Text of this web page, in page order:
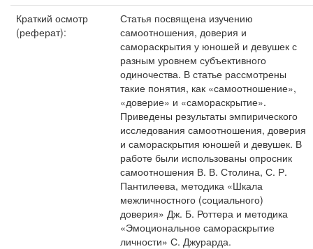
Краткий осмотр
(реферат):
Статья посвящена изучению
самоотношения, доверия и
самораскрытия у юношей и девушек с
разным уровнем субъективного
одиночества. В статье рассмотрены
такие понятия, как «самоотношение»,
«доверие» и «самораскрытие».
Приведены результаты эмпирического
исследования самоотношения, доверия
и самораскрытия юношей и девушек. В
работе были использованы опросник
самоотношения В. В. Столина, С. Р.
Пантилеева, методика «Шкала
межличностного (социального)
доверия» Дж. Б. Роттера и методика
«Эмоциональное самораскрытие
личности» С. Джурарда.